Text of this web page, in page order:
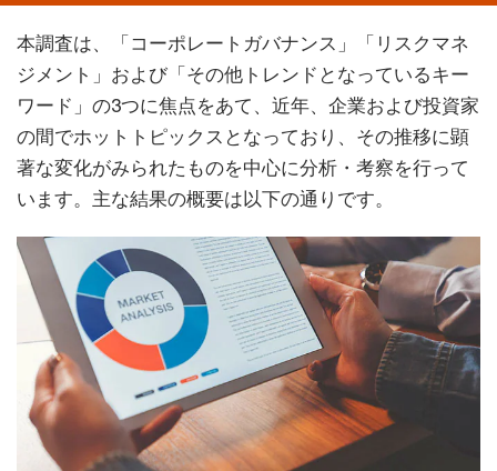
本調査は、「コーポレートガバナンス」「リスクマネ
ジメント」および「その他トレンドとなっているキー
ワード」の3つに焦点をあて、近年、企業および投資家
の間でホットトピックスとなっており、その推移に顕
著な変化がみられたものを中心に分析・考察を行って
います。主な結果の概要は以下の通りです。